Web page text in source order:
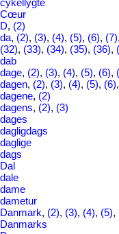
Cœur
D, (2)
da, (2), (3), (4), (5), (6), (7),
(32), (33), (34), (35), (36),
dab
dage, (2), (3), (4), (5), (6),
dagen, (2), (3), (4), (5), (6),
dagene, (2)
dagens, (2), (3)
dages
dagligdags
daglige
dags
Dal
dale
dame
dametur
Danmark, (2), (3), (4), (5),
Danmarks